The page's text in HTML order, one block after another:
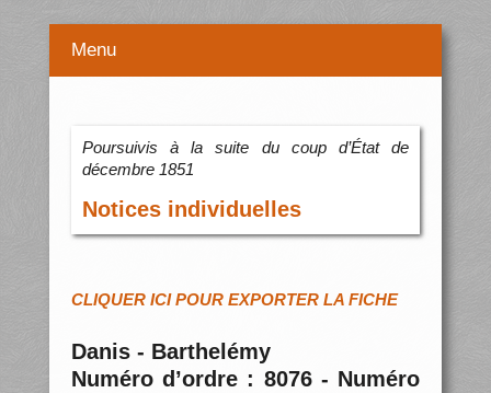
Menu
Poursuivis à la suite du coup d’État de
décembre 1851
Notices individuelles
CLIQUER ICI POUR EXPORTER LA FICHE
Danis - Barthelémy
Numéro d’ordre : 8076 - Numéro